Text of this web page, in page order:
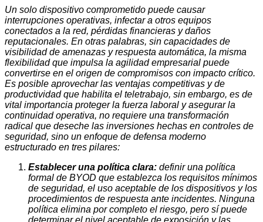
Un solo dispositivo comprometido puede causar
interrupciones operativas, infectar a otros equipos
conectados a la red, pérdidas financieras y daños
reputacionales. En otras palabras, sin capacidades de
visibilidad de amenazas y respuesta automática, la misma
flexibilidad que impulsa la agilidad empresarial puede
convertirse en el origen de compromisos con impacto crítico.
Es posible aprovechar las ventajas competitivas y de
productividad que habilita el teletrabajo, sin embargo, es de
vital importancia proteger la fuerza laboral y asegurar la
continuidad operativa, no requiere una transformación
radical que deseche las inversiones hechas en controles de
seguridad, sino un enfoque de defensa moderno
estructurado en tres pilares:
Establecer una política clara: definir una política
formal de BYOD que establezca los requisitos mínimos
de seguridad, el uso aceptable de los dispositivos y los
procedimientos de respuesta ante incidentes. Ninguna
política elimina por completo el riesgo, pero sí puede
determinar el nivel aceptable de exposición y las